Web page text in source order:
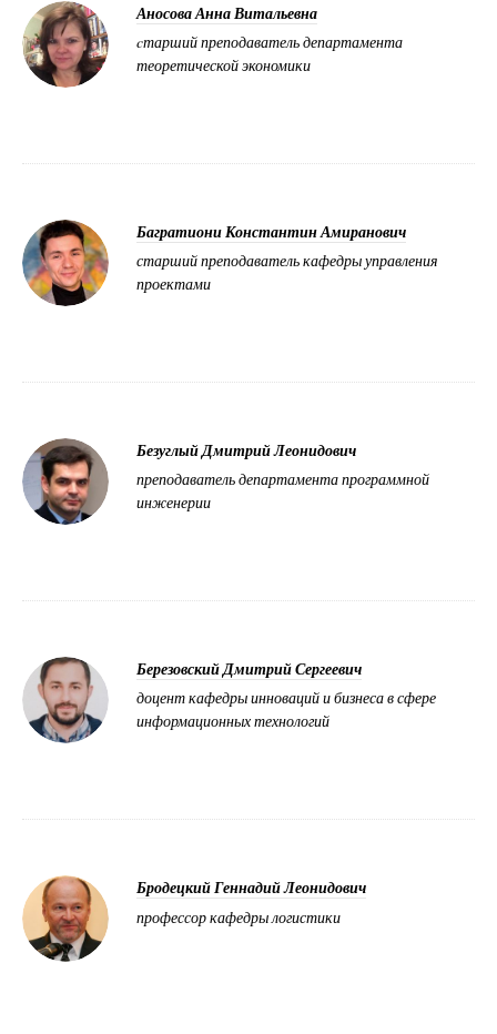
Аносова Анна Витальевна
cтарший преподаватель департамента
теоретической экономики
Багратиони Константин Амиранович
старший преподаватель кафедры управления
проектами
Безуглый Дмитрий Леонидович
преподаватель департамента программной
инженерии
Березовский Дмитрий Сергеевич
доцент кафедры инноваций и бизнеса в сфере
информационных технологий
Бродецкий Геннадий Леонидович
профессор кафедры логистики